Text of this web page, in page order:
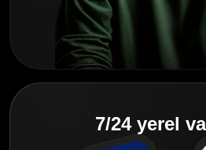
7/24 yerel